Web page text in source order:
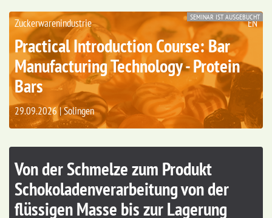
SEMINAR IST AUSGEBUCHT
Zuckerwarenindustrie EN
Practical Introduction Course: Bar
Manufacturing Technology - Protein
Bars
29.09.2026 | Solingen
Von der Schmelze zum Produkt
Schokoladenverarbeitung von der
flüssigen Masse bis zur Lagerung